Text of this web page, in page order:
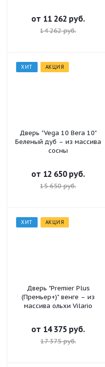
от 11 262 руб.
14 262 руб.
ХИТ АКЦИЯ
Дверь "Vega 10 Вега 10"
Беленый дуб – из массива
сосны
от 12 650 руб.
15 650 руб.
ХИТ АКЦИЯ
Дверь "Premier Plus
(Премьер+)" венге – из
массива ольхи Vilario
от 14 375 руб.
17 375 руб.